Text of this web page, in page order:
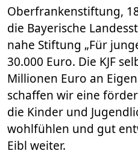
Oberfrankenstiftung,
die Bayerische
nahe Stiftung „Für
30.000 Euro. Die KJF
Millionen Euro an
schaffen wir eine
die Kinder und
wohlfühlen und gut
Eibl weiter.